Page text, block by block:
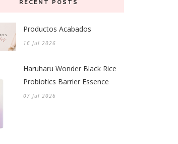
RECENT POSTS
Productos Acabados
16 Jul 2026
Haruharu Wonder Black Rice
Probiotics Barrier Essence
07 Jul 2026